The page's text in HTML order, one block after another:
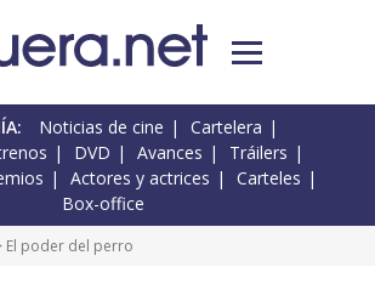
Noticias de cine
Cartelera
DVD Avances
Tráilers
Actores y actrices
Carteles
Box-office
El poder del perro